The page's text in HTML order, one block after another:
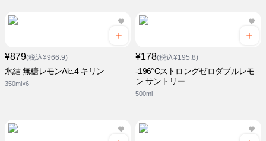
¥879(税込¥966.9)
氷結 無糖レモンAlc.4 キリン
350ml×6
¥178(税込¥195.8)
-196°Cストロングゼロダブルレモ
ン サントリー
500ml